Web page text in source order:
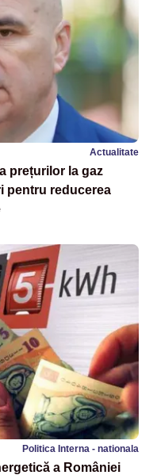
Actualitate
prețurilor la gaz
pentru reducerea
Politica Interna - nationala
a României